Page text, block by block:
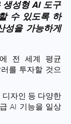
생성형 AI 도구
수 있도록 하
성을 가능하게
에 전 세계 평균
러를 투자할 것으
디자인 등 다양한
AI 기능을 일상